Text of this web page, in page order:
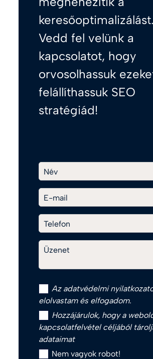
keresőoptimalizálást.
Vedd fel velünk a
kapcsolatot, hogy
orvosolhassuk
felállíthassuk SEO
stratégiád!
Név
E-mail
Telefon
Üzenet
Az adatvédelmi nyilatkozat
elolvastam és elfogadom.
Hozzájárulok, hogy a
kapcsolatfelvétel céljából
adataimat
Nem vagyok robot!